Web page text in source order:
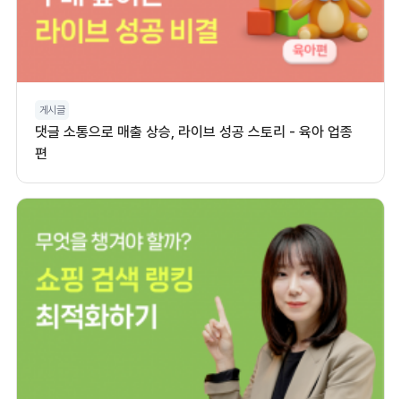
게시글
댓글 소통으로 매출 상승, 라이브 성공 스토리 - 육아 업종
편